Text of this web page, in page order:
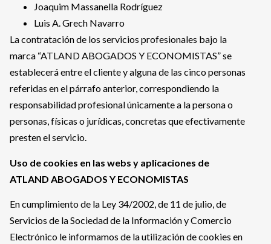
Joaquim Massanella Rodríguez
Luis A. Grech Navarro
La contratación de los servicios profesionales bajo la
marca “ATLAND ABOGADOS Y ECONOMISTAS” se
establecerá entre el cliente y alguna de las cinco personas
referidas en el párrafo anterior, correspondiendo la
responsabilidad profesional únicamente a la persona o
personas, físicas o jurídicas, concretas que efectivamente
presten el servicio.
Uso de cookies en las webs y aplicaciones de
ATLAND ABOGADOS Y ECONOMISTAS
En cumplimiento de la Ley 34/2002, de 11 de julio, de
Servicios de la Sociedad de la Información y Comercio
Electrónico le informamos de la utilización de cookies en